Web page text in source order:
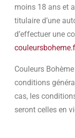
moins 18 ans et
titulaire d’une
d’effectuer une
Couleurs
conditions
cas, les
seront celles en